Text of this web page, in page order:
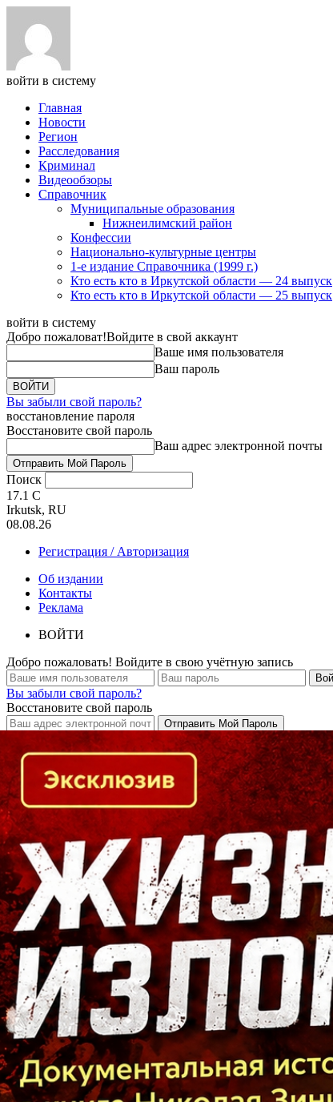
войти в систему
Главная
Новости
Регион
Расследования
Криминал
Видеообзоры
Справочник
Муниципальные образования
Нижнеилимский район
Конфессии
Национально-культурные центры
1-е издание Справочника (1999 г.)
Кто есть кто в Иркутской области — 24 выпуск
Кто есть кто в Иркутской области — 25 выпуск
войти в систему
Добро пожаловат!Войдите в свой аккаунт
Ваше имя пользователя
Ваш пароль
Вы забыли свой пароль?
восстановление пароля
Восстановите свой пароль
Ваш адрес электронной почты
Поиск
17.1 C
Irkutsk, RU
08.08.26
Регистрация / Авторизация
Об издании
Контакты
Реклама
ВОЙТИ
Добро пожаловать! Войдите в свою учётную запись
Вы забыли свой пароль?
Восстановите свой пароль
Кто есть кто в Байкальском регионе